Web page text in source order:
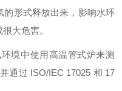
的形式释放出来，影响水环
大危害。
境中使用高温管式炉来测
通过 ISO/IEC 17025 和 17